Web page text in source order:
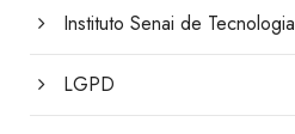
Instituto Senai de Tecnologia
LGPD